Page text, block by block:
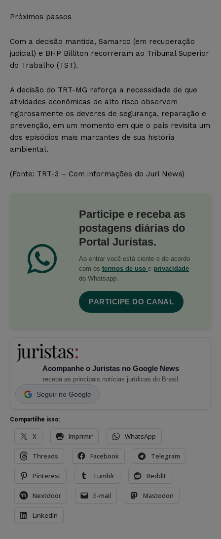
Próximos passos
Com a decisão mantida, Samarco (em recuperação
judicial) e BHP Billiton recorreram ao Tribunal Superior
do Trabalho (TST).
A decisão do TRT-MG reforça a necessidade de que
atividades econômicas de alto risco observem
rigorosamente os deveres de segurança, reparação e
prevenção, em um momento em que o país revisita um
dos episódios mais marcantes de sua história
ambiental.
(Fonte: TRT-3 – Com informações do Juri News)
Participe e receba as
postagens diárias do
Portal Juristas.
Ao entrar você está ciente e de acordo
com os termos de uso e privacidade
do Whatsapp.
PARTICIPE DO CANAL
Acompanhe o Juristas no Google News
receba as principais notícias jurídicas do Brasil
Seguir no Google
Compartilhe isso:
X Imprimir WhatsApp
Threads Facebook Telegram
Pinterest Tumblr Reddit
Nextdoor E-mail Mastodon
LinkedIn